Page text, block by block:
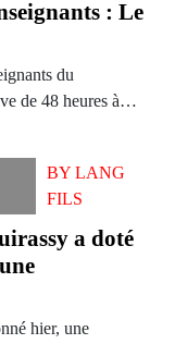
: Le
du
de 48 heures à…
BYLANG
FILS
a doté
hier, une